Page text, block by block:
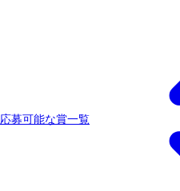
応募可能な賞一覧